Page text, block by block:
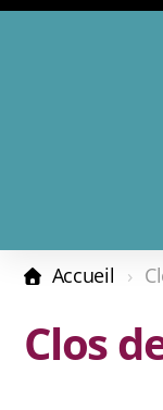
Accueil
Clos
Les complices
Revue de presse